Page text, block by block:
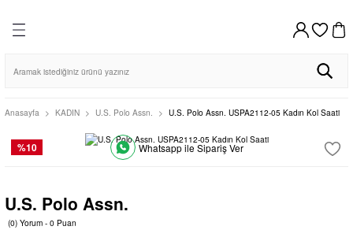
AYNI GÜN KARGO
HIZLI KARGO
DİSTRİBÜTÖR GARANTİLİ
Klik
Seiko Clocks
Kolye
Kolye
Anasayfa KADIN U.S. Polo Assn. U.S. Polo Assn. USPA2112-05 Kadın Kol Saati
%10 Whatsapp ile Sipariş Ver
U.S. Polo Assn.
(0) Yorum - 0 Puan